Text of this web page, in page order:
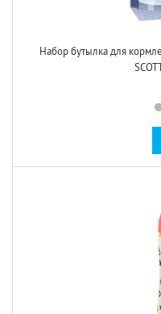
Набор бутылка для